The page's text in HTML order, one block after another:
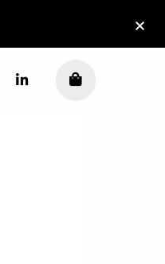
LinkedInMon panier